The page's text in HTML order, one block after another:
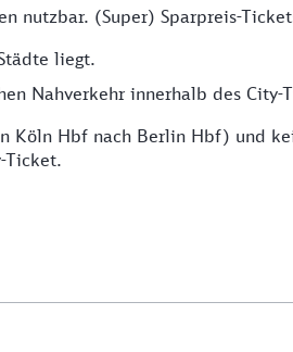
nutzbar. (Super) Sparpreis-
liegt.
Nahverkehr innerhalb des
Köln Hbf nach Berlin Hbf) und
Ticket.